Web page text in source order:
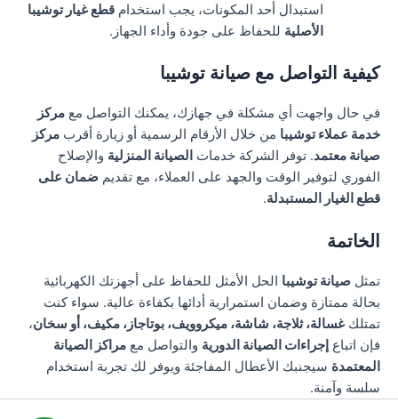
استبدال أحد المكونات، يجب استخدام قطع غيار توشيبا
الأصلية للحفاظ على جودة وأداء الجهاز.
كيفية التواصل مع صيانة توشيبا
في حال واجهت أي مشكلة في جهازك، يمكنك التواصل مع مركز
خدمة عملاء توشيبا من خلال الأرقام الرسمية أو زيارة أقرب مركز
صيانة معتمد. توفر الشركة خدمات الصيانة المنزلية والإصلاح
الفوري لتوفير الوقت والجهد على العملاء، مع تقديم ضمان على
قطع الغيار المستبدلة.
الخاتمة
تمثل صيانة توشيبا الحل الأمثل للحفاظ على أجهزتك الكهربائية
بحالة ممتازة وضمان استمرارية أدائها بكفاءة عالية. سواء كنت
تمتلك غسالة، ثلاجة، شاشة، ميكروويف، بوتاجاز، مكيف، أو سخان،
فإن اتباع إجراءات الصيانة الدورية والتواصل مع مراكز الصيانة
المعتمدة سيجنبك الأعطال المفاجئة ويوفر لك تجربة استخدام
سلسة وآمنة.